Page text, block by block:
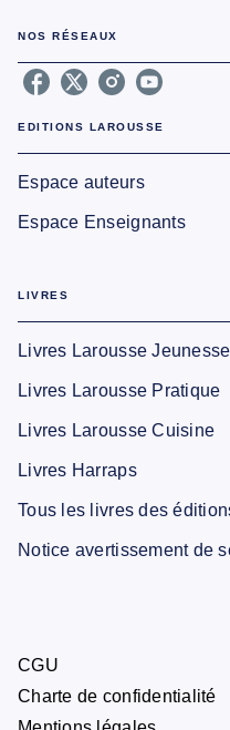
NOS RÉSEAUX
EDITIONS LAROUSSE
Espace auteurs
Espace Enseignants
LIVRES
Livres Larousse Jeunesse
Livres Larousse Pratique
Livres Larousse Cuisine
Livres Harraps
Tous les livres des
Notice avertissement de
CGU
Charte de confidentialité